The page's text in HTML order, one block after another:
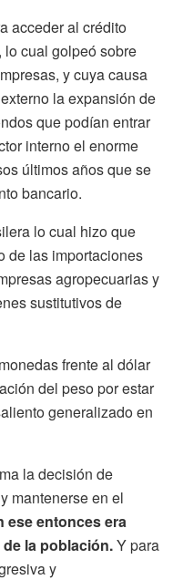
acceder al crédito
lo cual golpeó sobre
y cuya causa
la expansión de
que podían entrar
interno el enorme
últimos años que se
bancario.
lo cual hizo que
de las importaciones
agropecuarias y
sustitutivos de
frente al dólar
del peso por estar
generalizado en
la decisión de
mantenerse en el
ese entonces era
la población.Y para
y